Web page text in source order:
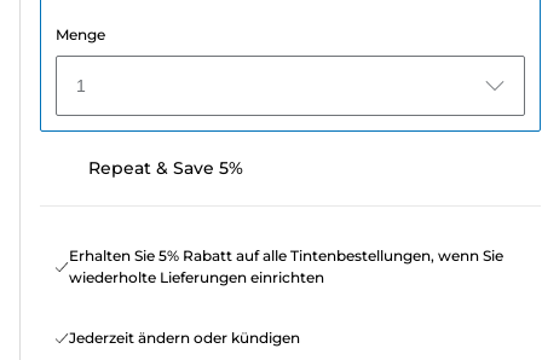
Menge
1
Repeat & Save 5%
Erhalten Sie 5% Rabatt auf alle Tintenbestellungen, wenn Sie
wiederholte Lieferungen einrichten
Jederzeit ändern oder kündigen